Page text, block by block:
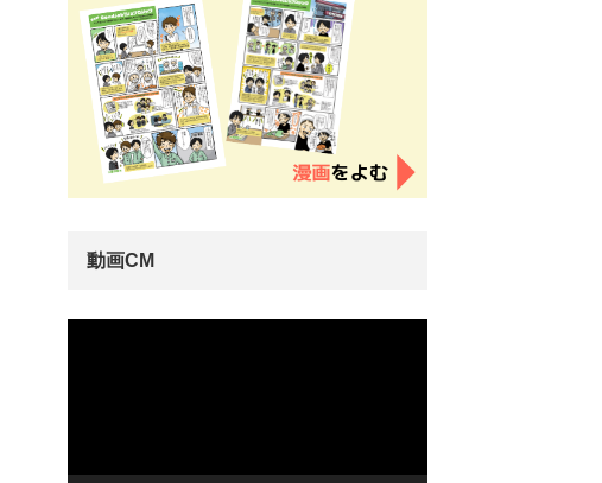
動画CM
ー